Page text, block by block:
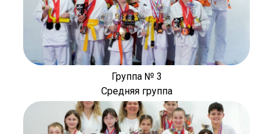
Группа № 3
Средняя группа